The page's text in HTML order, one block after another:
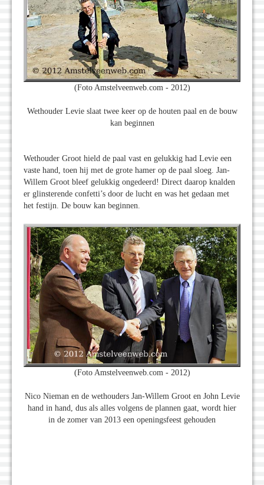
(Foto Amstelveenweb.com - 2012)
Wethouder Levie slaat twee keer op de houten paal en de bouw
kan beginnen
Wethouder Groot hield de paal vast en gelukkig had Levie een
vaste hand, toen hij met de grote hamer op de paal sloeg. Jan-
Willem Groot bleef gelukkig ongedeerd! Direct daarop knalden
er glinsterende confetti’s door de lucht en was het gedaan met
het festijn. De bouw kan beginnen.
(Foto Amstelveenweb.com - 2012)
Nico Nieman en de wethouders Jan-Willem Groot en John Levie
hand in hand, dus als alles volgens de plannen gaat, wordt hier
in de zomer van 2013 een openingsfeest gehouden